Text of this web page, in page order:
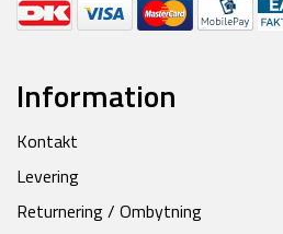
Information
Kontakt
Levering
Returnering / Ombytning